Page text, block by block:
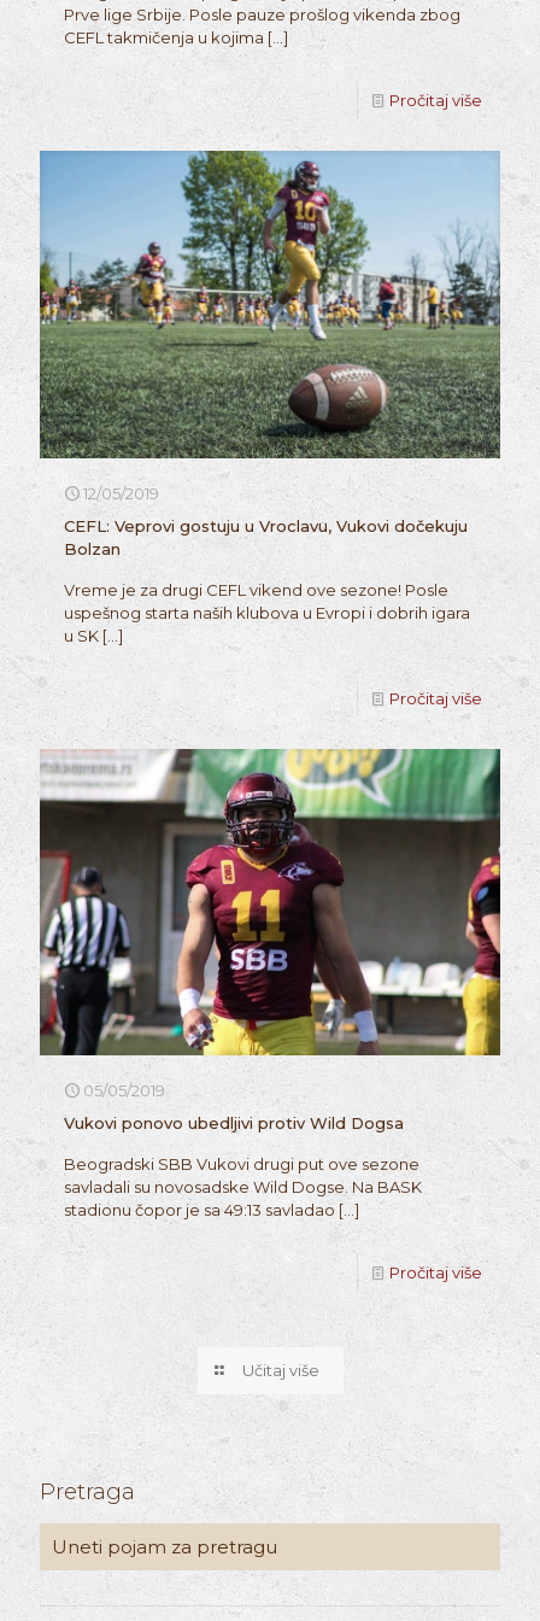
Prve lige Srbije. Posle pauze prošlog vikenda zbog
CEFL takmičenja u kojima […]
Pročitaj više
12/05/2019
CEFL: Veprovi gostuju u Vroclavu, Vukovi dočekuju
Bolzan
Vreme je za drugi CEFL vikend ove sezone! Posle
uspešnog starta naših klubova u Evropi i dobrih igara
u SK […]
Pročitaj više
05/05/2019
Vukovi ponovo ubedljivi protiv Wild Dogsa
Beogradski SBB Vukovi drugi put ove sezone
savladali su novosadske Wild Dogse. Na BASK
stadionu čopor je sa 49:13 savladao […]
Pročitaj više
Učitaj više
Pretraga